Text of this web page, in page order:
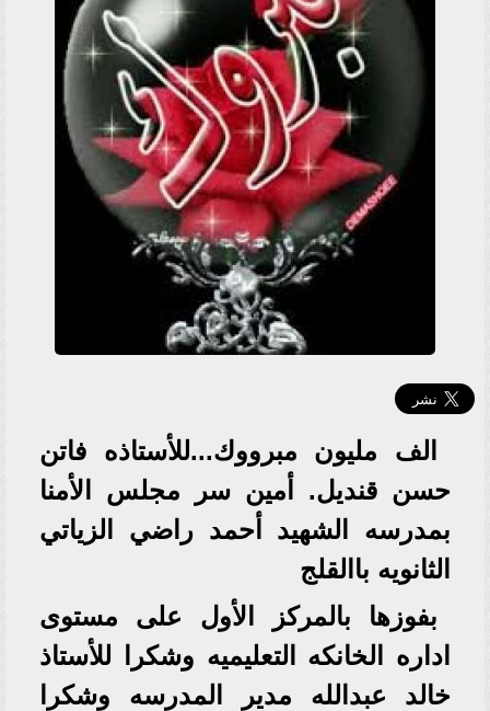
الف مليون مبرووك...للأستاذه فاتن
حسن قنديل. أمين سر مجلس الأمنا
بمدرسه الشهيد أحمد راضي الزياتي
الثانويه باالقلج
بفوزها بالمركز الأول على مستوى
اداره الخانكه التعليميه وشكرا للأستاذ
خالد عبدالله مدير المدرسه وشكرا